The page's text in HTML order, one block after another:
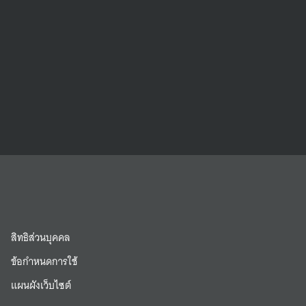
สิทธิส่วนบุคคล
ข้อกำหนดการใช้
แผนผังเว็บไซต์